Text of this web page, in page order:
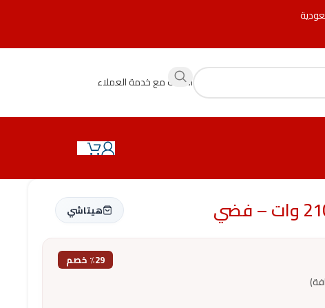
التحدث مع خدمة العملاء
هيتاشي
٪29 خصم